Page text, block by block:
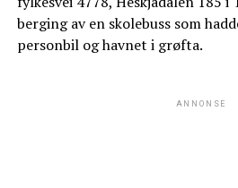
berging av en skolebuss som
personbil og havnet i grøfta.
ANNONSE